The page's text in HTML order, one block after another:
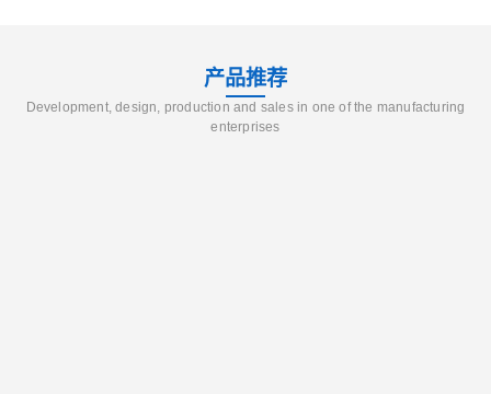
产品推荐
Development, design, production and sales in one of the manufacturing
enterprises